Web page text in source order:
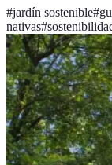
#jardín sostenible#
nativas#